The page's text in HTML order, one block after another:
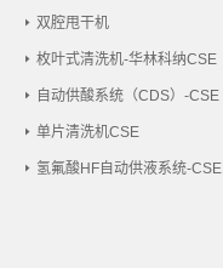
双腔甩干机
枚叶式清洗机-华林科纳CSE
自动供酸系统（CDS）-CSE
单片清洗机CSE
氢氟酸HF自动供液系统-CSE